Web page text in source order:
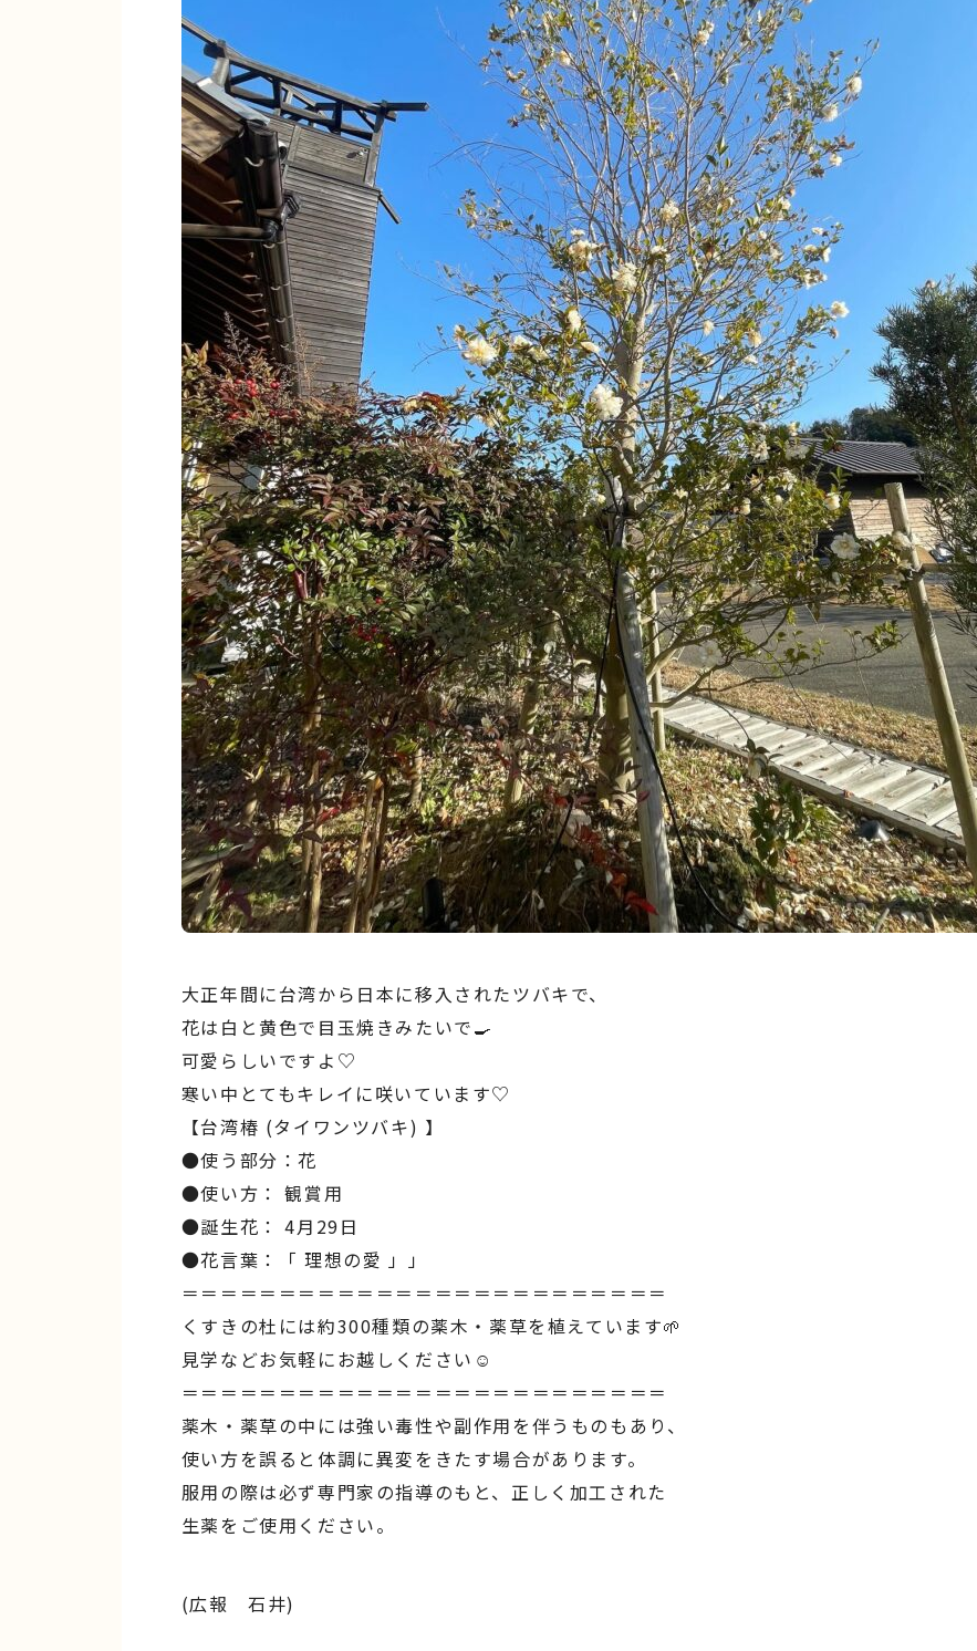
大正年間に台湾から日本に移入されたツバキで、
花は白と黄色で目玉焼きみたいで🍳
可愛らしいですよ♡
寒い中とてもキレイに咲いています♡
【台湾椿 (タイワンツバキ) 】
●使う部分：花
●使い方： 観賞用
●誕生花： 4月29日
●花言葉：「 理想の愛 」」
＝＝＝＝＝＝＝＝＝＝＝＝＝＝＝＝＝＝＝＝＝＝＝＝＝
くすきの杜には約300種類の薬木・薬草を植えています🌱
見学などお気軽にお越しください☺︎
＝＝＝＝＝＝＝＝＝＝＝＝＝＝＝＝＝＝＝＝＝＝＝＝＝
薬木・薬草の中には強い毒性や副作用を伴うものもあり、
使い方を誤ると体調に異変をきたす場合があります。
服用の際は必ず専門家の指導のもと、正しく加工された
生薬をご使用ください。
(広報 石井)